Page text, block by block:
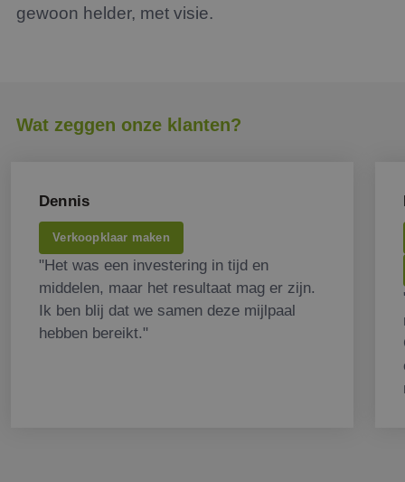
gewoon helder, met visie.
Wat zeggen onze klanten?
Dennis
Verkoopklaar maken
"Het was een investering in tijd en
middelen, maar het resultaat mag er zijn.
Ik ben blij dat we samen deze mijlpaal
hebben bereikt."